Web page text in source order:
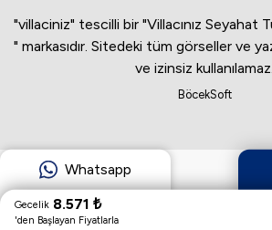
"villaciniz" tescilli bir "Villacınız Seyahat
" markasıdır. Sitedeki tüm görseller ve
ve izinsiz kullanılamaz.
BöcekSoft
Whatsapp
Gecelik 8.571 ₺
'den Başlayan Fiyatlarla